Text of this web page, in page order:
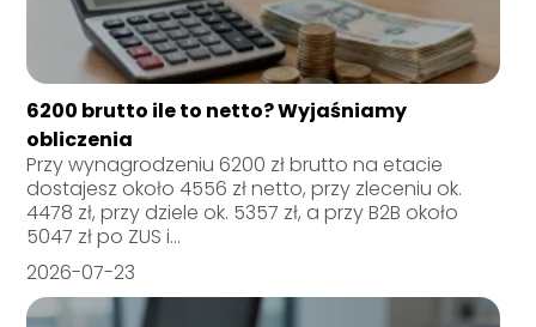
6200 brutto ile to netto? Wyjaśniamy
obliczenia
Przy wynagrodzeniu 6200 zł brutto na etacie
dostajesz około 4556 zł netto, przy zleceniu ok.
4478 zł, przy dziele ok. 5357 zł, a przy B2B około
5047 zł po ZUS i...
2026-07-23